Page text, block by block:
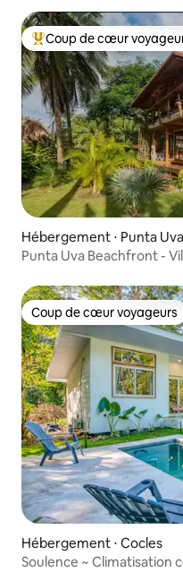
Coups de cœur
Coup de cœur
Hébergement ⋅ Punta Uva
Punta Uva Beachfront -
Coup de cœur voyageurs
Coup de cœur voyageurs
Hébergement ⋅ Cocles
Soulence ~ Climatisation